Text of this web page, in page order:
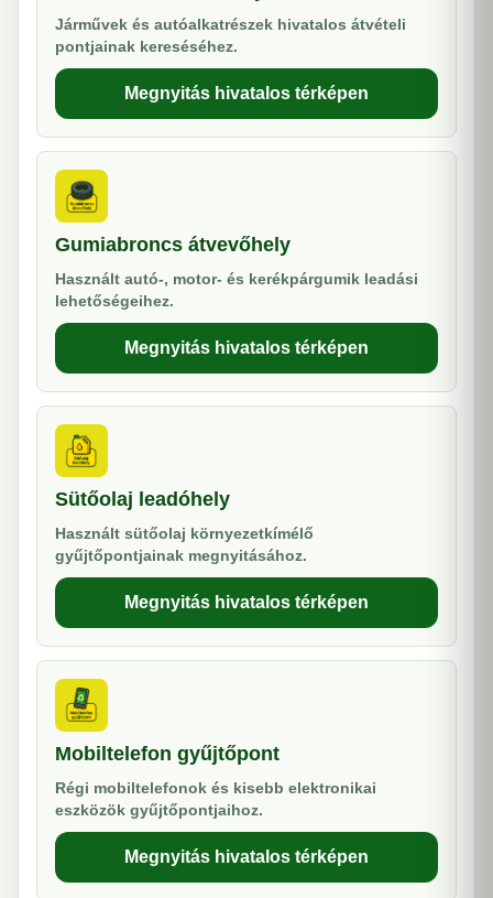
Járművek és autóalkatrészek hivatalos átvételi
pontjainak kereséséhez.
Megnyitás hivatalos térképen
Gumiabroncs átvevőhely
Használt autó-, motor- és kerékpárgumik leadási
lehetőségeihez.
Megnyitás hivatalos térképen
Sütőolaj leadóhely
Használt sütőolaj környezetkímélő
gyűjtőpontjainak megnyitásához.
Megnyitás hivatalos térképen
Mobiltelefon gyűjtőpont
Régi mobiltelefonok és kisebb elektronikai
eszközök gyűjtőpontjaihoz.
Megnyitás hivatalos térképen